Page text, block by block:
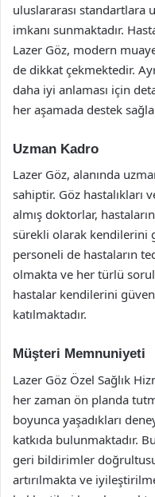
uluslararası standartlara
imkanı sunmaktadır.
Lazer Göz, modern
de dikkat çekmektedir.
daha iyi anlaması için
her aşamada destek
Uzman Kadro
Lazer Göz, alanında
sahiptir. Göz hastalıkları
almış doktorlar,
sürekli olarak kendilerini
personeli de hastaların
olmakta ve her türlü
hastalar kendilerini
katılmaktadır.
Müşteri Memnuniyeti
Lazer Göz Özel Sağlık
her zaman ön planda
boyunca yaşadıkları
katkıda bulunmaktadır.
geri bildirimler
artırılmakta ve